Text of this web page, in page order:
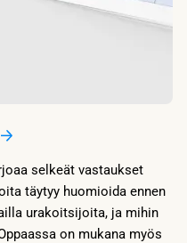
selkeät vastaukset
täytyy huomioida ennen
urakoitsijoita, ja mihin
on mukana myös